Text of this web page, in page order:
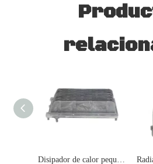
Disipador de calor pequeño de nueva energía